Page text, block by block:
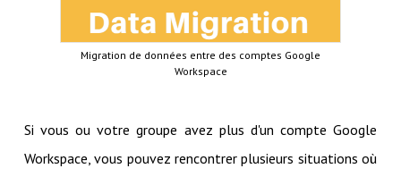
Migration de données entre des comptes Google
Workspace
Si vous ou votre groupe avez plus d'un compte Google
Workspace, vous pouvez rencontrer plusieurs situations où